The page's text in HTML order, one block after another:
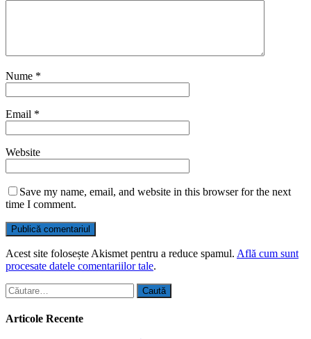
Nume *
Email *
Website
Save my name, email, and website in this browser for the next
time I comment.
Acest site folosește Akismet pentru a reduce spamul. Află cum sunt
procesate datele comentariilor tale.
Caută
după:
Articole Recente